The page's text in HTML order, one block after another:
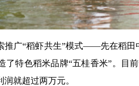
推广“稻虾共生”模式——先在稻田
了特色稻米品牌“五桂香米”。目
就超过两万元。